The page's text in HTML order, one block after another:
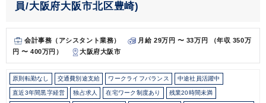
員/大阪府大阪市北区豊崎)
会計事務（アシスタント業務）
月給 29万円 〜 33万円 （年収 350万
円 〜 400万円）
大阪府大阪市
原則転勤なし 交通費別途支給 ワークライフバランス 中途社員活躍中
直近3年間黒字経営 独占求人 在宅ワーク制度あり 残業20時間未満